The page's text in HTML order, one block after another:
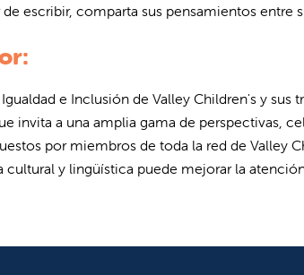
escribir, comparta sus pensamientos entre
e Inclusión de Valley Children's y
invita a una amplia gama de perspectivas,
por miembros de toda la red de Valley
y lingüística puede mejorar la